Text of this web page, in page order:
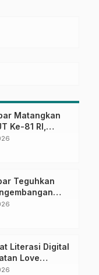
Matangkan
Ke-81 RI,
di Lapangan
Teguhkan
melalui
Literasi Digital
Love